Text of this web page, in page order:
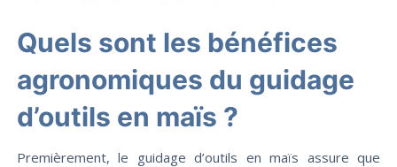
Quels sont les bénéfices
agronomiques du guidage
d’outils en maïs ?
Premièrement, le guidage d’outils en maïs assure que